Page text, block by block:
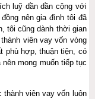
luỹ dần dần cộng với
nên gia đình tôi đã
tôi cũng dành thời gian
viên vay vốn vòng
phù hợp, thuận tiện, có
mong muốn tiếp tục
viên vay vốn luôn